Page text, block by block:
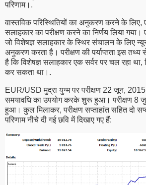
परिणाम।.
वास्तविक परिस्थितियों का अनुकरण करने के लिए,
सलाहकार का परीक्षण करने का निर्णय लिया गया।
जो विशेषज्ञ सलाहकार के स्थिर संचालन के लिए
अनुकरण करता है। परीक्षण की पर्याप्तता इस
है कि विशेषज्ञ सलाहकार एक सर्वर पर चल रहा
कर सकता था।.
EUR/USD मुद्रा युग्म पर परीक्षण 22 जून,
समयावधि का उपयोग करके शुरू हुआ। परीक्षण 8
हुआ। कुल मिलाकर, परीक्षण सप्ताहांत सहित दो
परिणाम नीचे दी गई छवि में दिखाए गए हैं: